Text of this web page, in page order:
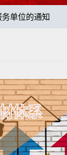
位的通知
体系